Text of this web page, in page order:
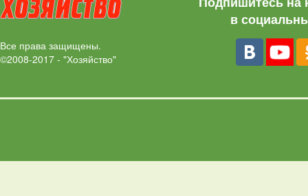
Все права защищены.
©2008-2017 - "Хозяйство"
в